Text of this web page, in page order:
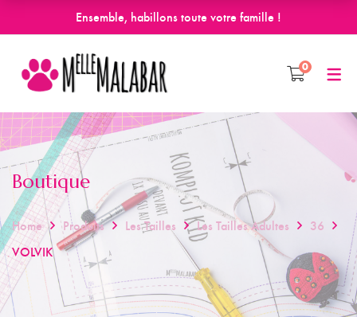
Ensemble, habillons toute votre famille !
0
Boutique
Home Produits Les Tailles Les Tailles Adultes
36
VOLVIK